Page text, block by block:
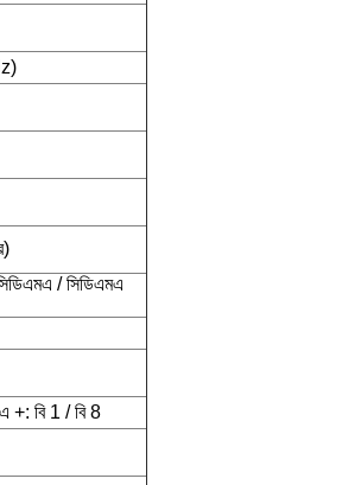
/ সিডিএমএ
+: বি 1 / বি 8